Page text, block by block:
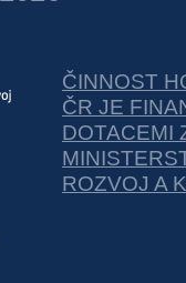
ČINNOST
ČR JE
DOTACEMI
ROZVOJ A